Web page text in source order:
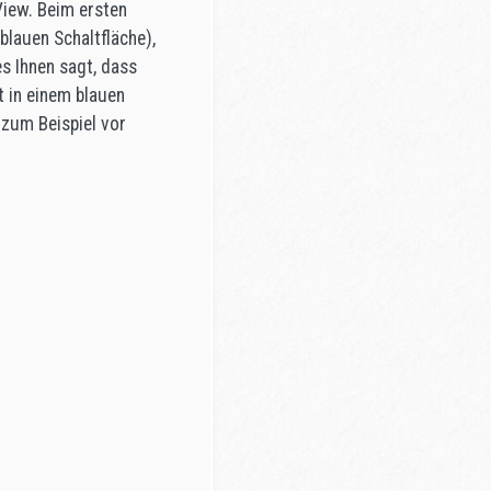
Beim ersten
Schaltfläche),
Ihnen sagt, dass
einem blauen
Beispiel vor